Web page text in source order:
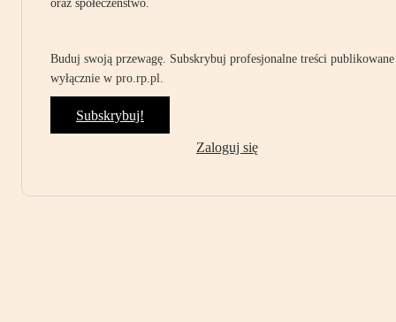
oraz społeczeństwo.
Buduj swoją przewagę. Subskrybuj profesjonalne treści publikowane
wyłącznie w pro.rp.pl.
Subskrybuj!
Zaloguj się